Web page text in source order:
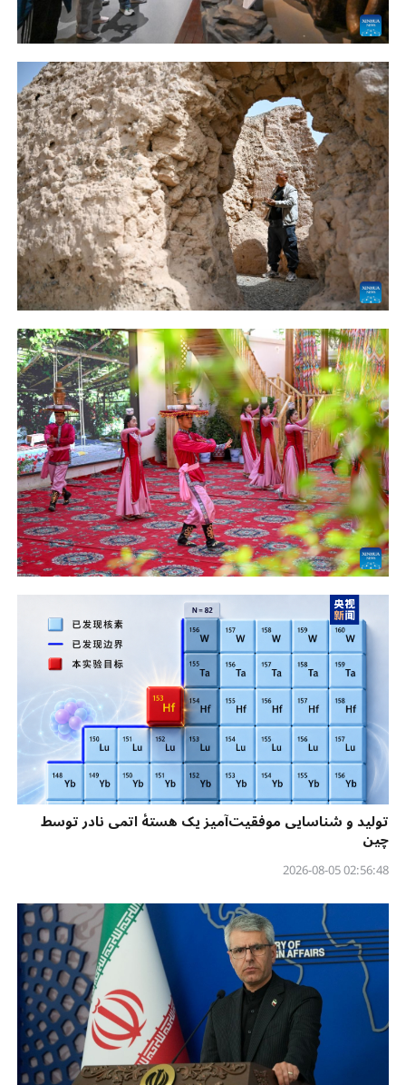
تولید و شناسایی موفقیت‌آمیز یک هستهٔ اتمی نادر توسط
چین
02:56:48 2026-08-05